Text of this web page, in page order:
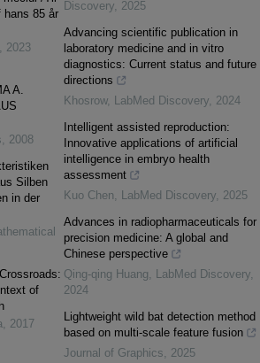
hans 85 år
, 2023
A.
, 2008
Silben
in der
of
, 2017
Discovery, 2025
Advancing scientific publication in
laboratory medicine and in vitro
diagnostics: Current status and future
directions
Khosrow, LabMed Discovery, 2024
Intelligent assisted reproduction:
Innovative applications of artificial
intelligence in embryo health
assessment
Kuo Chen, LabMed Discovery, 2025
Advances in radiopharmaceuticals for
precision medicine: A global and
Chinese perspective
Qing-qing Huang, LabMed Discovery,
2024
Lightweight wild bat detection method
based on multi-scale feature fusion
Journal of Graphics, 2025